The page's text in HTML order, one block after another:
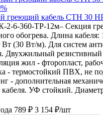
греющий кабель СТН 30
6-360-ТР-12м– Секция
обогрева. Длина
Вт (30 Вт/м). Для систем
Двухжильный резистивный
жил - фторопласт,
- термостойкий ПВХ, не
- дополнительная
кабеля. УФ стойкий.
789 ₽ 3 154 ₽/шт